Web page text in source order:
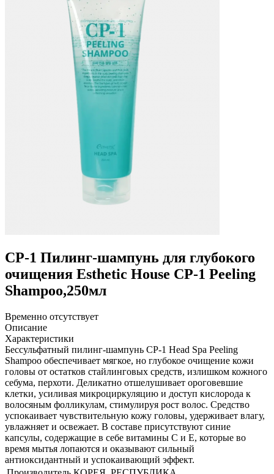
CP-1 Пилинг-шампунь для глубокого
очищения Esthetic House CP-1 Peeling
Shampoo,250мл
Временно отсутствует
Описание
Характеристики
Бессульфатный пилинг-шампунь CP-1 Head Spa Peeling
Shampoo обеспечивает мягкое, но глубокое очищение кожи
головы от остатков стайлинговых средств, излишком кожного
себума, перхоти. Деликатно отшелушивает ороговевшие
клетки, усиливая микроциркуляцию и доступ кислорода к
волосяным фолликулам, стимулируя рост волос. Средство
успокаивает чувствительную кожу головы, удерживает влагу,
увлажняет и освежает. В составе присутствуют синие
капсулы, содержащие в себе витамины С и Е, которые во
время мытья лопаются и оказывают сильный
антиоксидантный и успокаивающий эффект.